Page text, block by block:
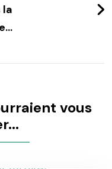
la
vous